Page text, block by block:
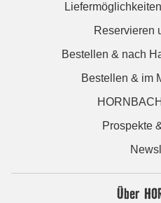
Reservieren
Bestellen & nach
Bestellen & im
Prospekte
Über